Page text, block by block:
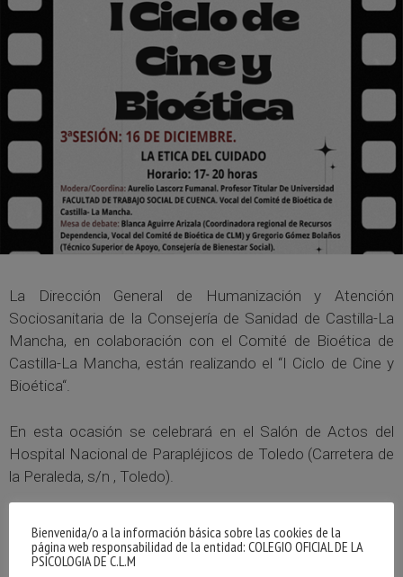
La Dirección General de Humanización y Atención
Sociosanitaria de la Consejería de Sanidad de Castilla-La
Mancha, en colaboración con el Comité de Bioética de
Castilla-La Mancha, están realizando el “I Ciclo de Cine y
Bioética“.
En esta ocasión se celebrará en el Salón de Actos del
Hospital Nacional de Parapléjicos de Toledo (Carretera de
la Peraleda, s/n , Toledo).
diciembre, de 17:00 a 20:00 horas, la película para
proyección y debate es “Intocable” de Olivier Nakache y
Bienvenida/o a la información básica sobre las cookies de la
página web responsabilidad de la entidad: COLEGIO OFICIAL DE LA
PSICOLOGIA DE C.L.M